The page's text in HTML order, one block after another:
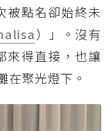
被點名卻始終未
）」。沒有
來得直接，也讓
在聚光燈下。